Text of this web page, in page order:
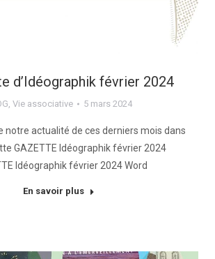
d’Idéographik février 2024
, Vie associative 5 mars 2024
notre actualité de ces derniers mois dans
GAZETTE Idéographik février 2024
Idéographik février 2024 Word
En savoir plus